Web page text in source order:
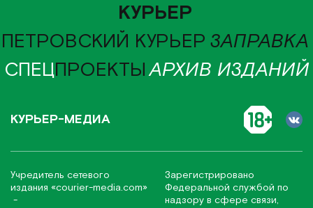
КУРЬЕР
ПЕТРОВСКИЙ КУРЬЕР ЗАПРАВКА
СПЕЦПРОЕКТЫАРХИВ ИЗДАНИЙ
КУРЬЕР-МЕДИА
Учредитель сетевого
издания «соurier-media.com»
-
Зарегистрировано
Федеральной службой по
надзору в сфере связи,